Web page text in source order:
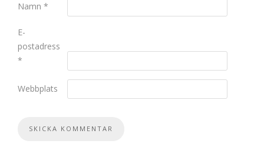
Namn *
E-
postadress
*
Webbplats